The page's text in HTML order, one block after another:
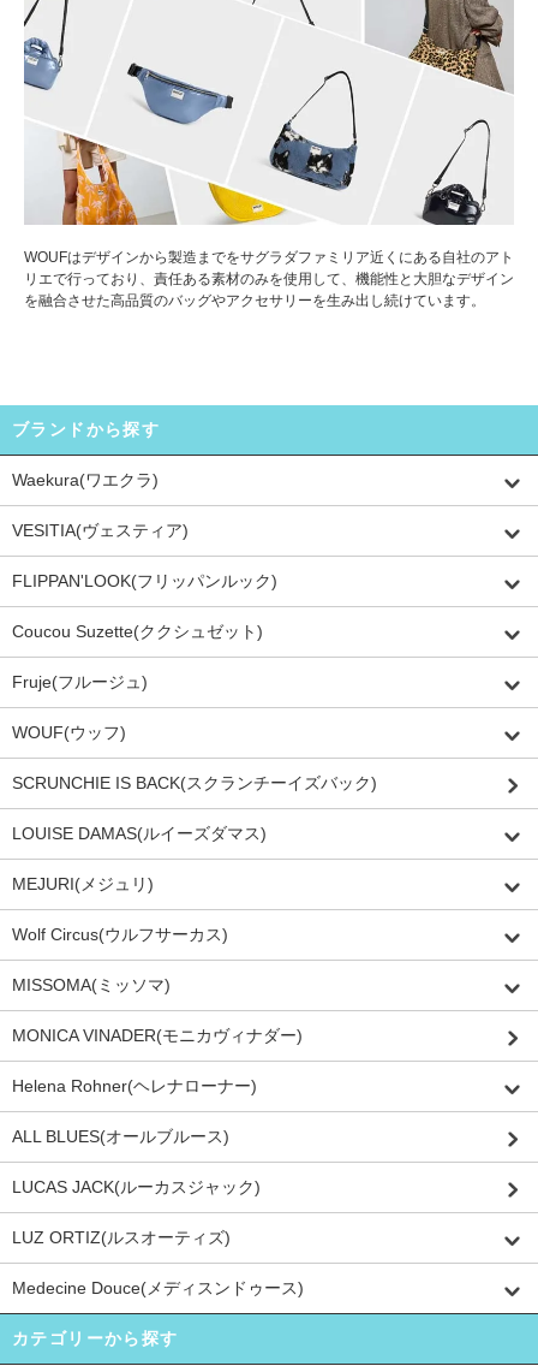
WOUFはデザインから製造までをサグラダファミリア近くにある自社のアト
リエで行っており、責任ある素材のみを使用して、機能性と大胆なデザイン
を融合させた高品質のバッグやアクセサリーを生み出し続けています。
ブランドから探す
Waekura(ワエクラ)
VESITIA(ヴェスティア)
FLIPPAN'LOOK(フリッパンルック)
Coucou Suzette(ククシュゼット)
Fruje(フルージュ)
WOUF(ウッフ)
SCRUNCHIE IS BACK(スクランチーイズバック)
LOUISE DAMAS(ルイーズダマス)
MEJURI(メジュリ)
Wolf Circus(ウルフサーカス)
MISSOMA(ミッソマ)
MONICA VINADER(モニカヴィナダー)
Helena Rohner(ヘレナローナー)
ALL BLUES(オールブルース)
LUCAS JACK(ルーカスジャック)
LUZ ORTIZ(ルスオーティズ)
Medecine Douce(メディスンドゥース)
カテゴリーから探す